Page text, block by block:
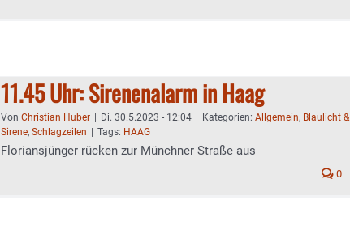
11.45 Uhr: Sirenenalarm in Haag
Von Christian Huber Di. 30.5.2023 - 12:04 Kategorien: Allgemein, Blaulicht &
Sirene, Schlagzeilen Tags: HAAG
Floriansjünger rücken zur Münchner Straße aus
0